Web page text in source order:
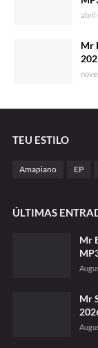
abril
Mr
TEU ESTILO
Amapiano EP
ÚLTIMAS
Mr
Mr